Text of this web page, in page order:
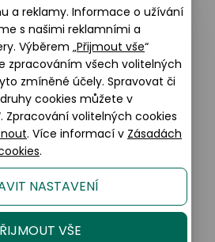
GROUP
Luigi Cadorna 3 Milano,
www.essilorluxottica.com
a reklamy. Informace o užívání
s našimi reklamními a
Výběrem „Přijmout vše“
zpracováním všech volitelných
zmíněné účely. Spravovat či
cookies můžete v
Zpracování volitelných cookies
. Více informací v Zásadách
.
NASTAVENÍ
VŠE